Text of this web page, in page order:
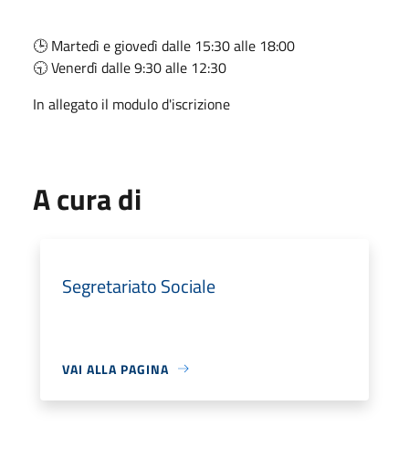
🕒 Martedì e giovedì dalle 15:30 alle 18:00
🕤 Venerdì dalle 9:30 alle 12:30
In allegato il modulo d'iscrizione
A cura di
Segretariato Sociale
VAI ALLA PAGINA